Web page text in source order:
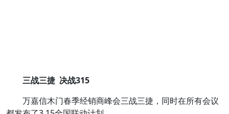
三战三捷 决战315
万嘉信木门春季经销商峰会三战三捷，同时在所有会议